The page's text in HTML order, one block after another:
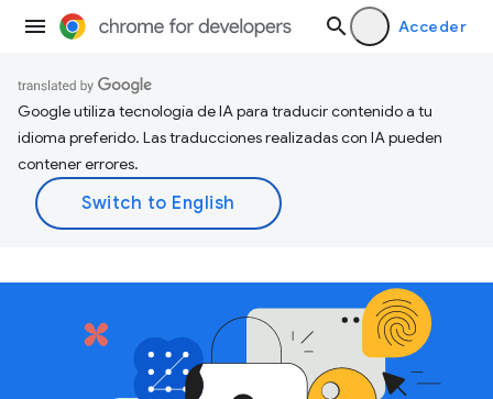
Acceder
Google utiliza tecnología de IA para traducir contenido a tu
idioma preferido. Las traducciones realizadas con IA pueden
contener errores.